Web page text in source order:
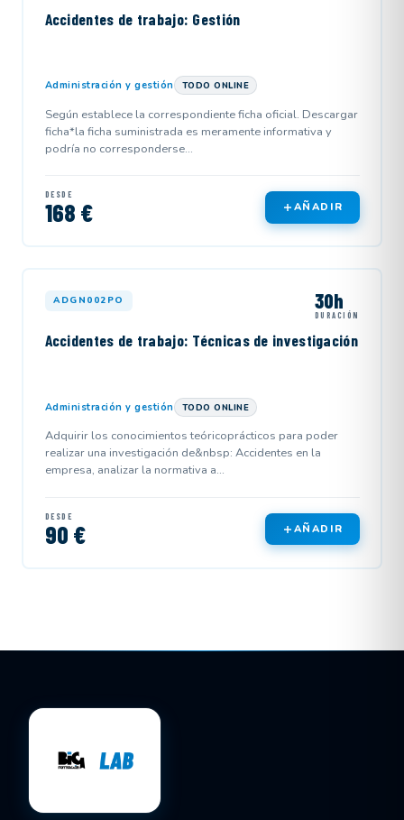
Accidentes de trabajo: Gestión
Administración y gestión TODO ONLINE
Según establece la correspondiente ficha oficial. Descargar
ficha*la ficha suministrada es meramente informativa y
podría no corresponderse...
DESDE
168 € AÑADIR
ADGN002PO 30h
DURACIÓN
Accidentes de trabajo: Técnicas de investigación
Administración y gestión TODO ONLINE
Adquirir los conocimientos teóricoprácticos para poder
realizar una investigación de&nbsp: Accidentes en la
empresa, analizar la normativa a...
DESDE
90 € AÑADIR